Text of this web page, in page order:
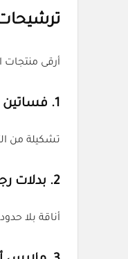
أرقى منتجات
1. فساتين
تشكيلة من
2. بدلات
أناقة بلا